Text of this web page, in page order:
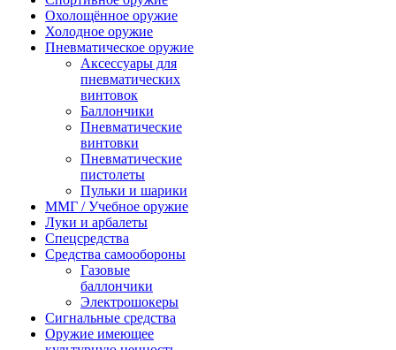
Охолощённое оружие
Холодное оружие
Пневматическое оружие
Аксессуары для
пневматических
винтовок
Баллончики
Пневматические
винтовки
Пневматические
пистолеты
Пульки и шарики
ММГ / Учебное оружие
Луки и арбалеты
Спецсредства
Средства самообороны
Газовые
баллончики
Электрошокеры
Сигнальные средства
Оружие имеющее